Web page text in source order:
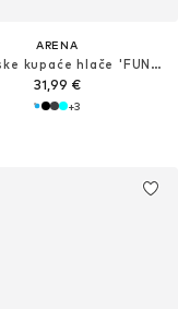
ARENA
Surferske kupaće hlače 'FUNDAMENTALS BOXER R'
31,99 €
+3